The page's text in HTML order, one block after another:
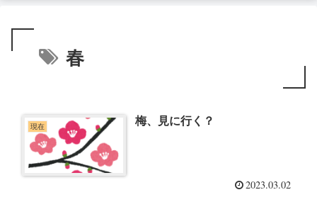
春
現在 梅、見に行く？
2023.03.02